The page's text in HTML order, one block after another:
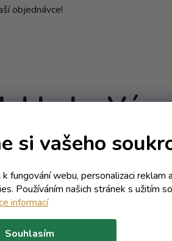
si vašeho
k fungování webu, personalizaci reklam
Používáním našich stránek s užitím
informací
Souhlasím
objednávce!
by Vás
Objem 1000 ml